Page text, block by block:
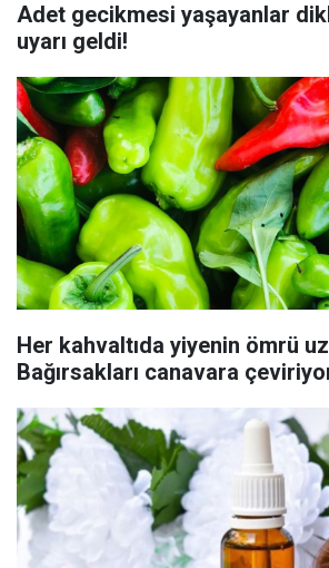
Adet gecikmesi yaşayanlar
uyarı geldi!
Her kahvaltıda yiyenin ömrü
Bağırsakları canavara